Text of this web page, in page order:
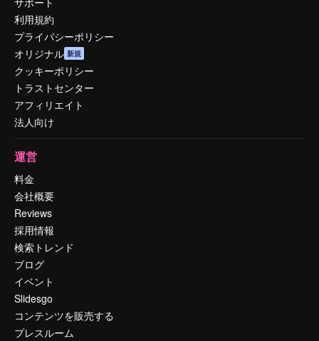
利用規約
プライバシーポリシー
オリジナル 新規
クッキーポリシー
トラストセンター
アフィリエイト
法人向け
運営
料金
会社概要
Reviews
採用情報
検索トレンド
ブログ
イベント
Slidesgo
コンテンツを販売する
プレスルーム